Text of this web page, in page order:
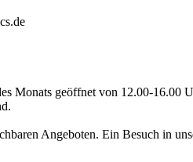
Monats geöffnet von 12.00-
Angeboten. Ein Besuch in